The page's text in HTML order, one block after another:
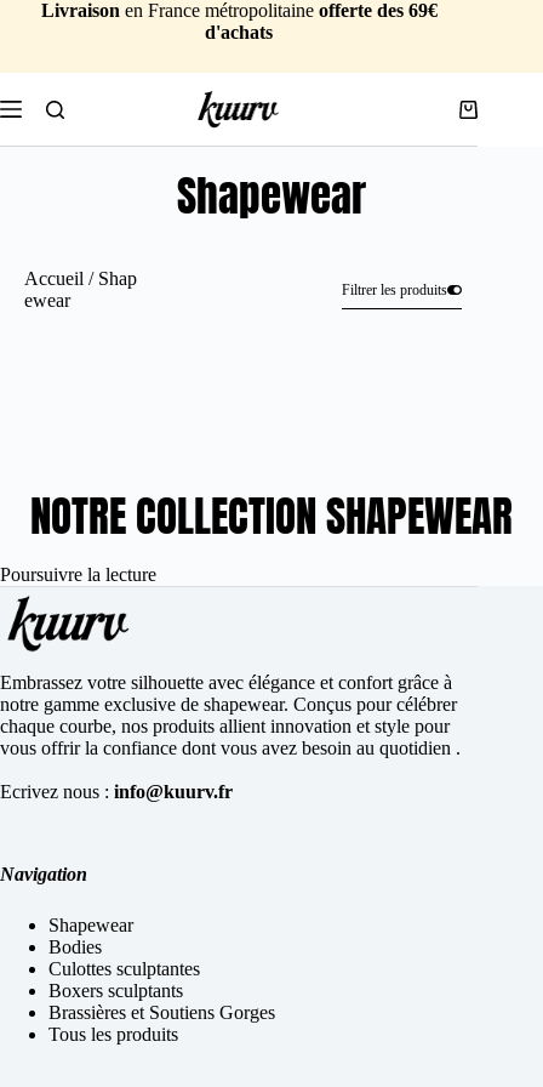
Livraison en France métropolitaine offerte des 69€
d'achats
Shapewear
Accueil / Shap
ewear
Filtrer les produits
NOTRE COLLECTION SHAPEWEAR
Poursuivre la lecture
Embrassez votre silhouette avec élégance et confort grâce à
notre gamme exclusive de shapewear. Conçus pour célébrer
chaque courbe, nos produits allient innovation et style pour
vous offrir la confiance dont vous avez besoin au quotidien .
Ecrivez nous : info@kuurv.fr
Navigation
Shapewear
Bodies
Culottes sculptantes
Boxers sculptants
Brassières et Soutiens Gorges
Tous les produits